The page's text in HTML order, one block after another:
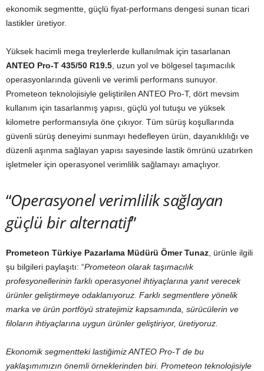
ekonomik segmentte, güçlü fiyat-performans dengesi sunan ticari
lastikler üretiyor.
Yüksek hacimli mega treylerlerde kullanılmak için tasarlanan
ANTEO Pro-T 435/50 R19.5 , uzun yol ve bölgesel taşımacılık
operasyonlarında güvenli ve verimli performans sunuyor.
Prometeon teknolojisiyle geliştirilen ANTEO Pro-T, dört mevsim
kullanım için tasarlanmış yapısı, güçlü yol tutuşu ve yüksek
kilometre performansıyla öne çıkıyor. Tüm sürüş koşullarında
güvenli sürüş deneyimi sunmayı hedefleyen ürün, dayanıklılığı ve
düzenli aşınma sağlayan yapısı sayesinde lastik ömrünü uzatırken
işletmeler için operasyonel verimlilik sağlamayı amaçlıyor.
“Operasyonel verimlilik sağlayan
güçlü bir alternatif”
Prometeon Türkiye Pazarlama Müdürü Ömer Tunaz , ürünle ilgili
şu bilgileri paylaşıtı: “Prometeon olarak taşımacılık
profesyonellerinin farklı operasyonel ihtiyaçlarına yanıt verecek
ürünler geliştirmeye odaklanıyoruz. Farklı segmentlere yönelik
marka ve ürün portföyü stratejimiz kapsamında, sürücülerin ve
filoların ihtiyaçlarına uygun ürünler geliştiriyor, üretiyoruz.
Ekonomik segmentteki lastiğimiz ANTEO Pro-T de bu
yaklaşımımızın önemli örneklerinden biri. Prometeon teknolojisiyle